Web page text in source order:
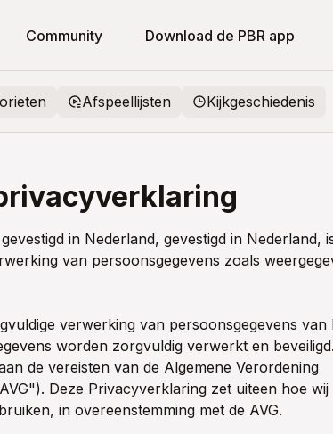
Community Download de PBR app
Afspeellijsten Kijkgeschiedenis
in Nederland, gevestigd in Nederland,
van persoonsgegevens zoals
verwerking van persoonsgegevens van
worden zorgvuldig verwerkt en
de vereisten van de Algemene Verordening
Deze Privacyverklaring zet uiteen hoe
in overeenstemming met de AVG.